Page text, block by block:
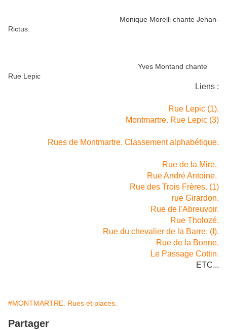
Monique Morelli chante Jehan-
Rictus.
Yves Montand chante
Rue Lepic
Liens :
Rue Lepic (1).
Montmartre. Rue Lepic (3)
Rues de Montmartre. Classement alphabétique.
Rue de la Mire.
Rue André Antoine.
Rue des Trois Frères. (1)
rue Girardon.
Rue de l'Abreuvoir.
Rue Tholozé.
Rue du chevalier de la Barre. (I).
Rue de la Bonne.
Le Passage Cottin.
ETC...
#MONTMARTRE. Rues et places.
Partager